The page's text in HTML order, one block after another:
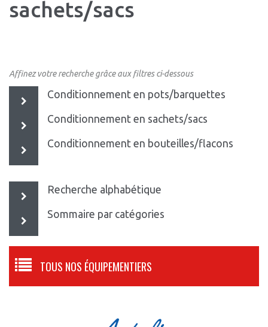
sachets/sacs
Affinez votre recherche grâce aux filtres ci-dessous
Conditionnement en pots/barquettes
Conditionnement en sachets/sacs
Conditionnement en bouteilles/flacons
Recherche alphabétique
Sommaire par catégories
TOUS NOS ÉQUIPEMENTIERS